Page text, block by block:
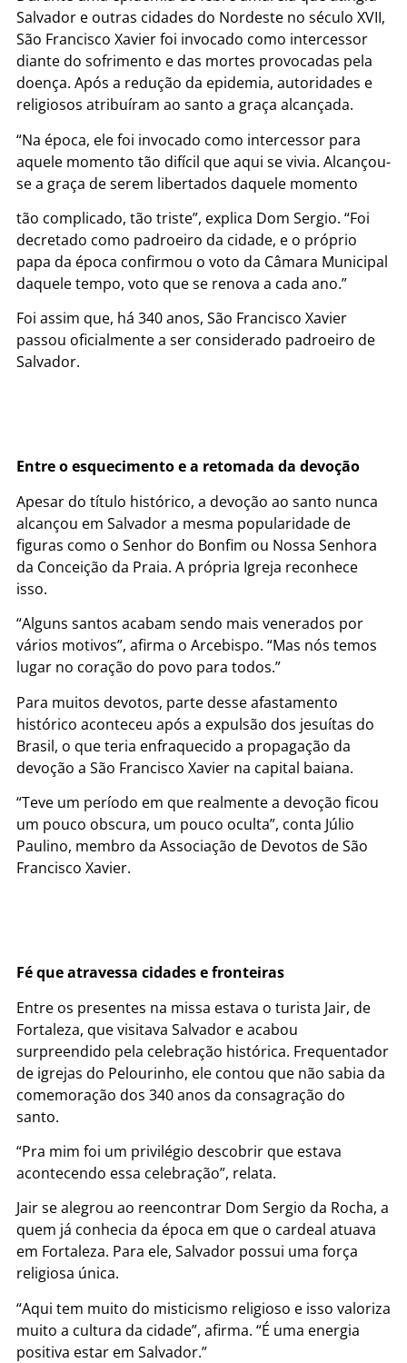
Salvador e outras cidades do Nordeste no século XVII,
São Francisco Xavier foi invocado como intercessor
diante do sofrimento e das mortes provocadas pela
doença. Após a redução da epidemia, autoridades e
religiosos atribuíram ao santo a graça alcançada.
“Na época, ele foi invocado como intercessor para
aquele momento tão difícil que aqui se vivia. Alcançou-
se a graça de serem libertados daquele momento
tão complicado, tão triste”, explica Dom Sergio. “Foi
decretado como padroeiro da cidade, e o próprio
papa da época confirmou o voto da Câmara Municipal
daquele tempo, voto que se renova a cada ano.”
Foi assim que, há 340 anos, São Francisco Xavier
passou oficialmente a ser considerado padroeiro de
Salvador.
Entre o esquecimento e a retomada da devoção
Apesar do título histórico, a devoção ao santo nunca
alcançou em Salvador a mesma popularidade de
figuras como o Senhor do Bonfim ou Nossa Senhora
da Conceição da Praia. A própria Igreja reconhece
isso.
“Alguns santos acabam sendo mais venerados por
vários motivos”, afirma o Arcebispo. “Mas nós temos
lugar no coração do povo para todos.”
Para muitos devotos, parte desse afastamento
histórico aconteceu após a expulsão dos jesuítas do
Brasil, o que teria enfraquecido a propagação da
devoção a São Francisco Xavier na capital baiana.
“Teve um período em que realmente a devoção ficou
um pouco obscura, um pouco oculta”, conta Júlio
Paulino, membro da Associação de Devotos de São
Francisco Xavier.
Fé que atravessa cidades e fronteiras
Entre os presentes na missa estava o turista Jair, de
Fortaleza, que visitava Salvador e acabou
surpreendido pela celebração histórica. Frequentador
de igrejas do Pelourinho, ele contou que não sabia da
comemoração dos 340 anos da consagração do
santo.
“Pra mim foi um privilégio descobrir que estava
acontecendo essa celebração”, relata.
Jair se alegrou ao reencontrar Dom Sergio da Rocha, a
quem já conhecia da época em que o cardeal atuava
em Fortaleza. Para ele, Salvador possui uma força
religiosa única.
“Aqui tem muito do misticismo religioso e isso valoriza
muito a cultura da cidade”, afirma. “É uma energia
positiva estar em Salvador.”